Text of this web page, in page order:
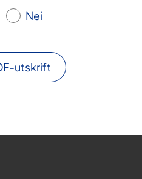
Nei
utskrift